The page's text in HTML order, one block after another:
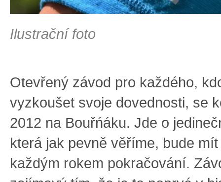
Ilustrační foto
Otevřený závod pro každého,
vyzkoušet svoje dovednosti, se
2012 na Bouřńáku. Jde o
která jak pevně věříme, bude
každým rokem pokračování.